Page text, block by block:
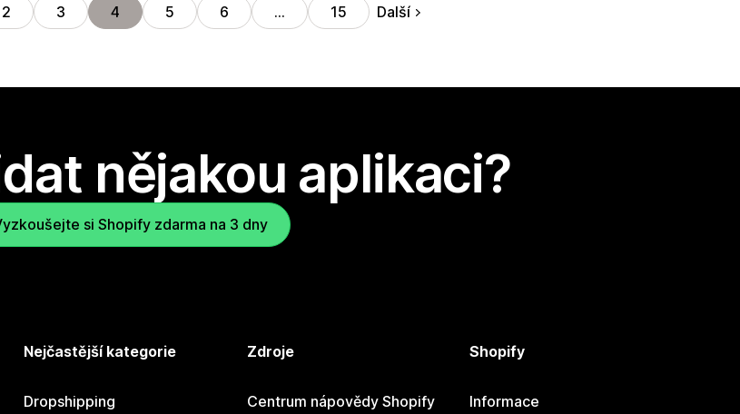
2 3 4 5 6 … 15 Další
nějakou aplikaci?
si Shopify zdarma na 3 dny
Nejčastější kategorie
Dropshipping
Zdroje
Centrum nápovědy Shopify
Shopify
Informace